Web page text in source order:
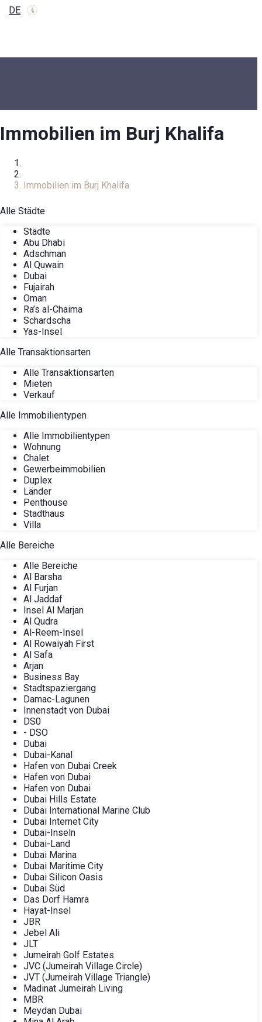
DE
Immobilien im Burj Khalifa
Immobilien im Burj Khalifa
Alle Städte
Städte
Abu Dhabi
Adschman
Al Quwain
Dubai
Fujairah
Oman
Ra’s al-Chaima
Schardscha
Yas-Insel
Alle Transaktionsarten
Alle Transaktionsarten
Mieten
Verkauf
Alle Immobilientypen
Alle Immobilientypen
Wohnung
Chalet
Gewerbeimmobilien
Duplex
Länder
Penthouse
Stadthaus
Villa
Alle Bereiche
Alle Bereiche
Al Barsha
Al Furjan
Al Jaddaf
Insel Al Marjan
Al Qudra
Al-Reem-Insel
Al Rowaiyah First
Al Safa
Arjan
Business Bay
Stadtspaziergang
Damac-Lagunen
Innenstadt von Dubai
DS0
- DSO
Dubai
Dubai-Kanal
Hafen von Dubai Creek
Hafen von Dubai
Hafen von Dubai
Dubai Hills Estate
Dubai International Marine Club
Dubai Internet City
Dubai-Inseln
Dubai-Land
Dubai Marina
Dubai Maritime City
Dubai Silicon Oasis
Dubai Süd
Das Dorf Hamra
Hayat-Insel
JBR
Jebel Ali
JLT
Jumeirah Golf Estates
JVC (Jumeirah Village Circle)
JVT (Jumeirah Village Triangle)
Madinat Jumeirah Living
MBR
Meydan Dubai